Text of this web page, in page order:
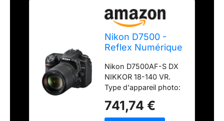
Nikon D7500 -
Reflex Numérique
18-140 VR
Nikon D7500AF-S DX
NIKKOR 18-140 VR.
Type d'appareil photo:
SLR. Angle de vue
diagonal: 170 °
741,74 €